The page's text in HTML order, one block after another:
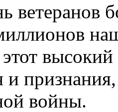
ветеранов
и
войны.